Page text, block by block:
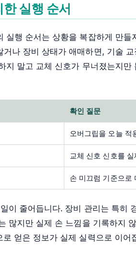
실행 순서
실행 순서는 상황을 복잡하게 만
나 장비 상태가 애매하면, 기술
지 말고 교체 신호가 무너졌는지
확인 질문
오버그립을 오늘 적
교체 신호 신호를
손 미끄럼 기준으로
이 줄어듭니다. 장비 관리는 특히
많지만 실제 손 느낌을 기록하지
얻은 정보가 실제 실력으로 이어